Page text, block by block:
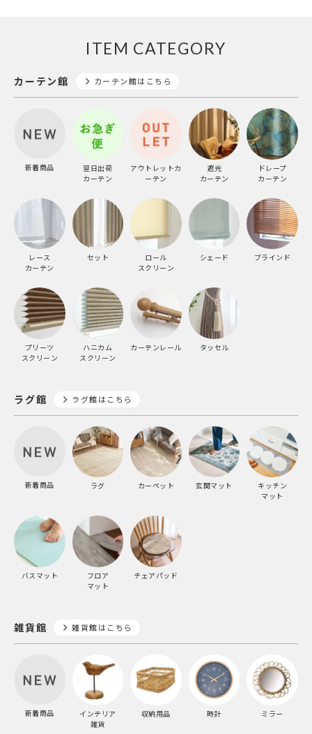
ITEM CATEGORY
カーテン館 カーテン館はこちら
新着商品
翌日出荷
カーテン
アウトレットカ
ーテン
遮光
カーテン
ドレープ
カーテン
レース
カーテン
セット
ロール
スクリーン
シェード ブラインド
プリーツ
スクリーン
ハニカム
スクリーン
カーテンレール タッセル
ラグ館 ラグ館はこちら
新着商品 ラグ カーペット 玄関マット
キッチン
マット
バスマット
フロア
マット
チェアパッド
雑貨館 雑貨館はこちら
新着商品
インテリア
雑貨
収納用品 時計 ミラー